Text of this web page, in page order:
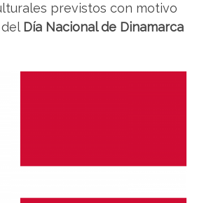
previstos con motivo
Día Nacional de Dinamarca